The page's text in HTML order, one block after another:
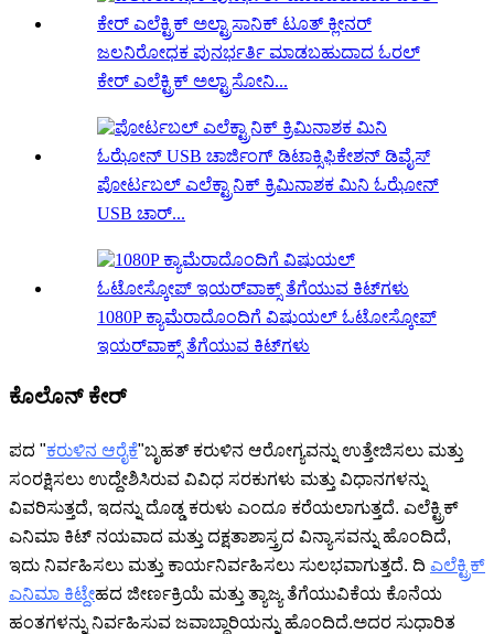
ಜಲನಿರೋಧಕ ಪುನರ್ಭರ್ತಿ ಮಾಡಬಹುದಾದ ಓರಲ್
ಕೇರ್ ಎಲೆಕ್ಟ್ರಿಕ್ ಅಲ್ಟ್ರಾಸೋನಿ...
ಪೋರ್ಟಬಲ್ ಎಲೆಕ್ಟ್ರಾನಿಕ್ ಕ್ರಿಮಿನಾಶಕ ಮಿನಿ ಓಝೋನ್
USB ಚಾರ್...
1080P ಕ್ಯಾಮೆರಾದೊಂದಿಗೆ ವಿಷುಯಲ್ ಓಟೋಸ್ಕೋಪ್
ಇಯರ್‌ವಾಕ್ಸ್ ತೆಗೆಯುವ ಕಿಟ್‌ಗಳು
ಕೊಲೊನ್ ಕೇರ್
ಪದ "ಕರುಳಿನ ಆರೈಕೆ"ಬೃಹತ್ ಕರುಳಿನ ಆರೋಗ್ಯವನ್ನು ಉತ್ತೇಜಿಸಲು ಮತ್ತು
ಸಂರಕ್ಷಿಸಲು ಉದ್ದೇಶಿಸಿರುವ ವಿವಿಧ ಸರಕುಗಳು ಮತ್ತು ವಿಧಾನಗಳನ್ನು
ವಿವರಿಸುತ್ತದೆ, ಇದನ್ನು ದೊಡ್ಡ ಕರುಳು ಎಂದೂ ಕರೆಯಲಾಗುತ್ತದೆ. ಎಲೆಕ್ಟ್ರಿಕ್
ಎನಿಮಾ ಕಿಟ್ ನಯವಾದ ಮತ್ತು ದಕ್ಷತಾಶಾಸ್ತ್ರದ ವಿನ್ಯಾಸವನ್ನು ಹೊಂದಿದೆ,
ಇದು ನಿರ್ವಹಿಸಲು ಮತ್ತು ಕಾರ್ಯನಿರ್ವಹಿಸಲು ಸುಲಭವಾಗುತ್ತದೆ. ದಿ ಎಲೆಕ್ಟ್ರಿಕ್
ಎನಿಮಾ ಕಿಟ್ದೇಹದ ಜೀರ್ಣಕ್ರಿಯೆ ಮತ್ತು ತ್ಯಾಜ್ಯ ತೆಗೆಯುವಿಕೆಯ ಕೊನೆಯ
ಹಂತಗಳನ್ನು ನಿರ್ವಹಿಸುವ ಜವಾಬ್ದಾರಿಯನ್ನು ಹೊಂದಿದೆ.ಅದರ ಸುಧಾರಿತ